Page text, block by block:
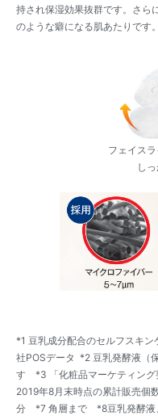
持され保湿効果抜群です。さら
のような癖になる肌あたりです。
フェイス
し
*1 豆乳成分配合のセルフスキ
社POSデータ *2 豆乳発酵液（
す *3 「化粧品マーケティ
2019年8月末時点の累計販売
分 *7 角層まで *8豆乳発酵液